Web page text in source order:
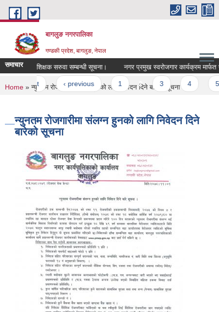
Skip to main content
बागलुङ नगरपालिका
गण्डकी प्रदेश, बागलुङ, नेपाल
समाचारपदमा शिक्षक सरुवा सम्बन्धी सूचना। नगर प्रमुख स्वरोजगार कार्यक्रम मार्फत
‹ previous 1 2 3 4
You are here
Home » न्युनतम रोजगारीमा संलग्न हुनको लागि निवेदन दिने बारेको सूचना
न्युनतम रोजगारीमा संलग्न हुनको लागि निवेदन दिने
बारेको सूचना